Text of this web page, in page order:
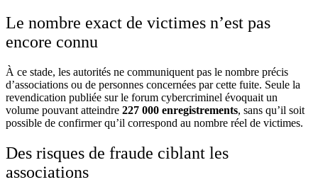
Le nombre exact de victimes n’est pas
encore connu
À ce stade, les autorités ne communiquent pas le nombre précis
d’associations ou de personnes concernées par cette fuite. Seule la
revendication publiée sur le forum cybercriminel évoquait un
volume pouvant atteindre 227 000 enregistrements, sans qu’il soit
possible de confirmer qu’il correspond au nombre réel de victimes.
Des risques de fraude ciblant les
associations